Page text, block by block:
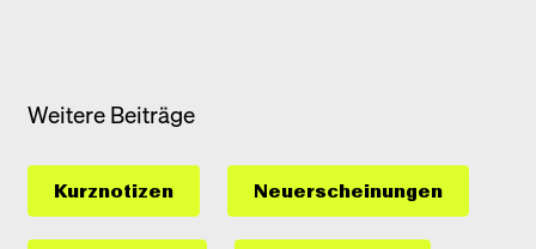
Weitere Beiträge
Kurznotizen Neuerscheinungen